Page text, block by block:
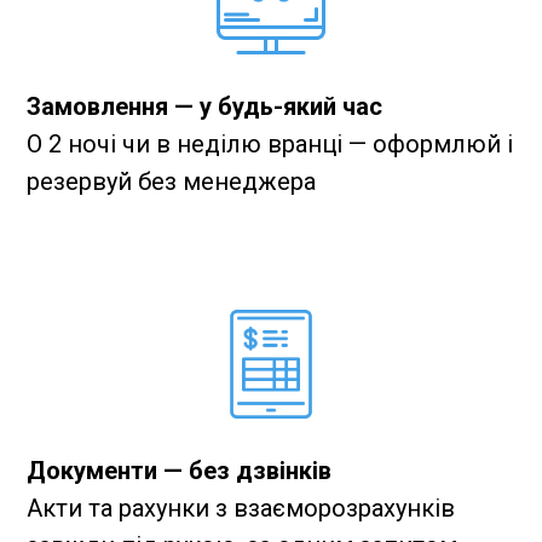
Замовлення — у будь-який час
О 2 ночі чи в неділю вранці — оформлюй і
резервуй без менеджера
Документи — без дзвінків
Акти та рахунки з взаєморозрахунків